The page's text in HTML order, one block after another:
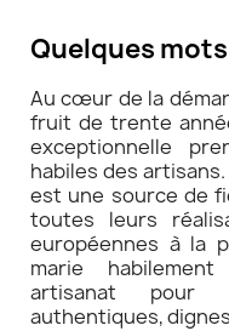
Quelques
Au cœur de la
fruit de trente
exceptionnelle
habiles des
est une source de
toutes leurs
européennes à la
marie
artisanat pour
authentiques,